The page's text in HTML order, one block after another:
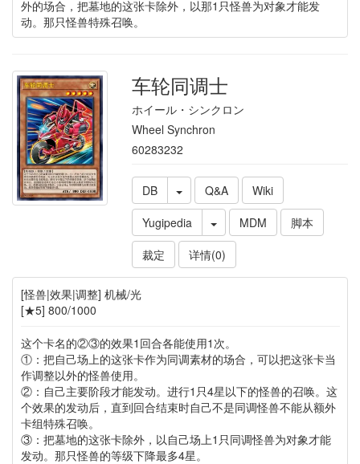
外的场合，把墓地的这张卡除外，以那1只怪兽为对象才能发
动。那只怪兽特殊召唤。
车轮同调士
ホイール・シンクロン
Wheel Synchron
60283232
DB Q&A
Wiki
Yugipedia
MDM
脚本
裁定
详情(0)
[怪兽|效果|调整] 机械/光
[★5] 800/1000
这个卡名的②③的效果1回合各能使用1次。
①：把自己场上的这张卡作为同调素材的场合，可以把这张卡当
作调整以外的怪兽使用。
②：自己主要阶段才能发动。进行1只4星以下的怪兽的召唤。这
个效果的发动后，直到回合结束时自己不是同调怪兽不能从额外
卡组特殊召唤。
③：把墓地的这张卡除外，以自己场上1只同调怪兽为对象才能
发动。那只怪兽的等级下降最多4星。